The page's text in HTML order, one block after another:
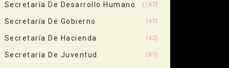
Secretaría De Desarrollo Humano (187)
Secretaría De Gobierno (47)
Secretaría De Hacienda (42)
Secretaría De Juventud (87)